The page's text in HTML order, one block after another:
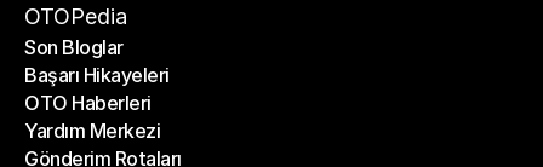
Bir Ortak Ol
OTOPedia
Son Bloglar
Son Bloglar
Başarı Hikayeleri
Başarı Hikayeleri
OTO Haberleri
OTO Haberleri
Yardım Merkezi
Yardım Merkezi
Gönderim Rotaları